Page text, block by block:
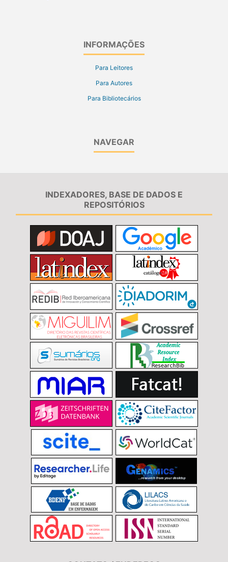
INFORMAÇÕES
Para Leitores
Para Autores
Para Bibliotecários
NAVEGAR
INDEXADORES, BASE DE DADOS E
REPOSITÓRIOS